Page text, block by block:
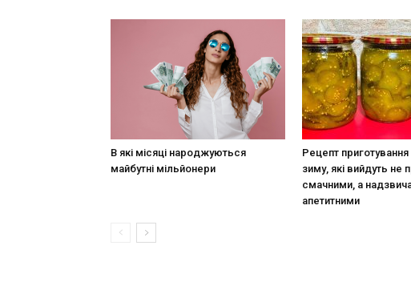
В які місяці народжуються
майбутні мільйонери
Рецепт приготування
зиму, які вийдуть не
смачними, а
апетитними